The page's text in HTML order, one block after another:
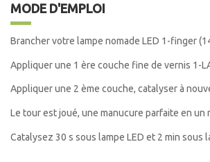
MODE D'EMPLOI
Brancher votre lampe nomade LED 1-finger
Appliquer une 1 ère couche fine de vernis 1-
Appliquer une 2 ème couche, catalyser à
Le tour est joué, une manucure parfaite en un
Catalysez 30 s sous lampe LED et 2 min sous